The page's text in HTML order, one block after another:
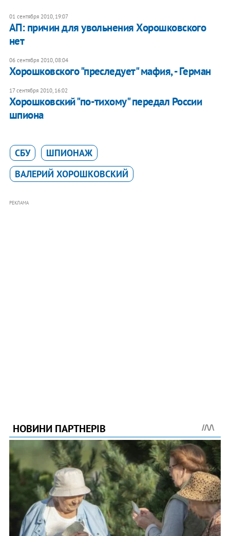
01 сентября 2010, 19:07
АП: причин для увольнения Хорошковского
нет
06 сентября 2010, 08:04
Хорошковского "преследует" мафия, - Герман
17 сентября 2010, 16:02
Хорошковский "по-тихому" передал России
шпиона
СБУ
ШПИОНАЖ
ВАЛЕРИЙ ХОРОШКОВСКИЙ
РЕКЛАМА